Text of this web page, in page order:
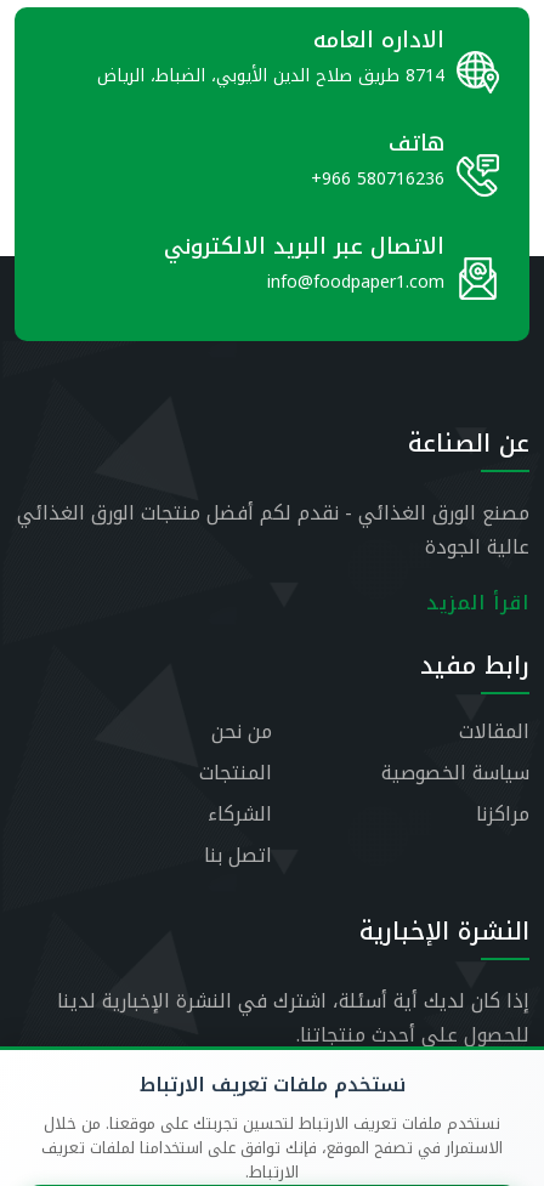
الاداره العامه
8714 طريق صلاح الدين الأيوبي، الضباط، الرياض
هاتف
+966 580716236
الاتصال عبر البريد الالكتروني
info@foodpaper1.com
عن الصناعة
مصنع الورق الغذائي - نقدم لكم أفضل منتجات الورق الغذائي
عالية الجودة
اقرأ المزيد
رابط مفيد
من نحن
المقالات
المنتجات
سياسة الخصوصية
الشركاء
مراكزنا
اتصل بنا
النشرة الإخبارية
إذا كان لديك أية أسئلة، اشترك في النشرة الإخبارية لدينا
للحصول على أحدث منتجاتنا.
نستخدم ملفات تعريف الارتباط
نستخدم ملفات تعريف الارتباط لتحسين تجربتك على موقعنا. من خلال
الاستمرار في تصفح الموقع، فإنك توافق على استخدامنا لملفات تعريف
الارتباط.